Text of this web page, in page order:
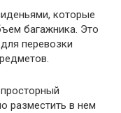
которые
багажника. Это
перевозки
разместить в нем